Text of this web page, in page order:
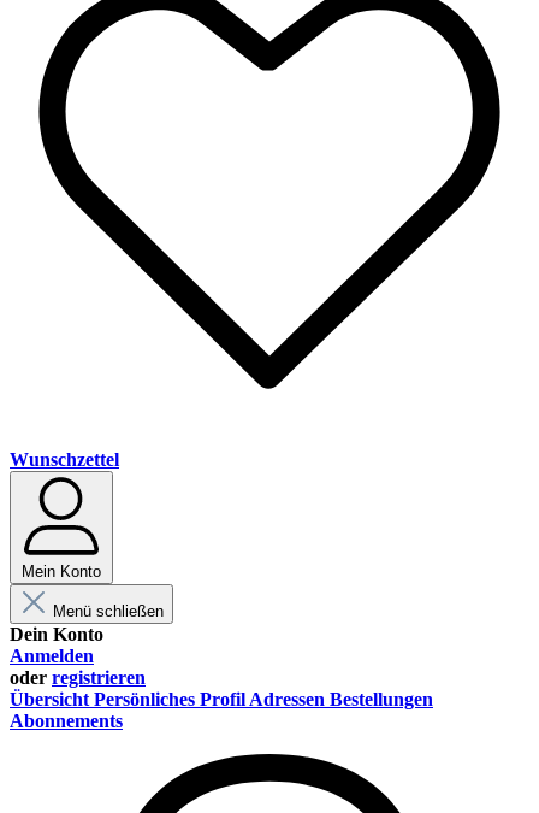
Wunschzettel
Mein Konto
Menü schließen
Dein Konto
Anmelden
oder registrieren
Übersicht Persönliches Profil Adressen Bestellungen
Abonnements